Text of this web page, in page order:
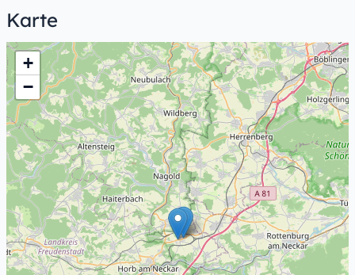
Karte
+
−